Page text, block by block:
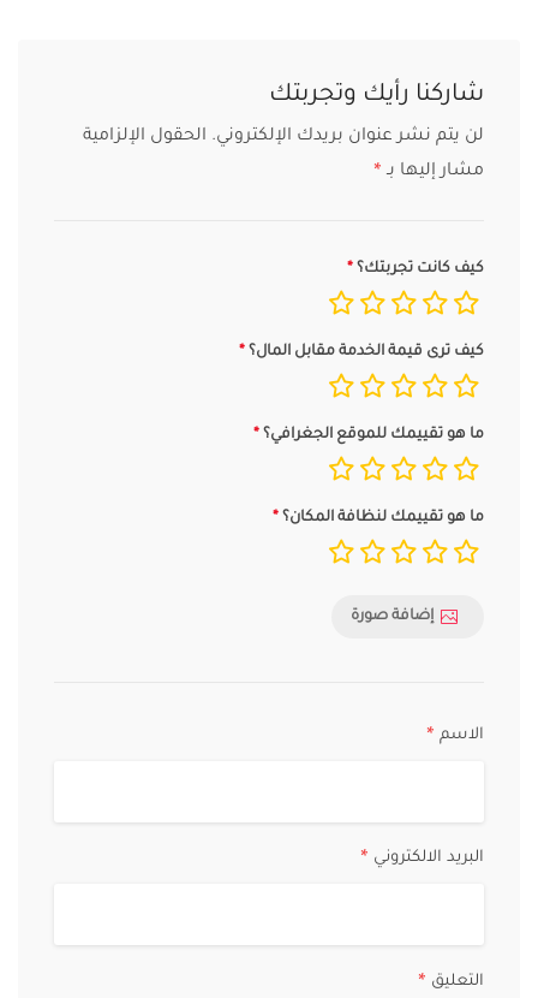
شاركنا رأيك وتجربتك
لن يتم نشر عنوان بريدك الإلكتروني. الحقول الإلزامية
مشار إليها بـ *
كيف كانت تجربتك؟
كيف ترى قيمة الخدمة مقابل المال؟
ما هو تقييمك للموقع الجغرافي؟
ما هو تقييمك لنظافة المكان؟
إضافة صورة
الاسم *
البريد الالكتروني *
التعليق *